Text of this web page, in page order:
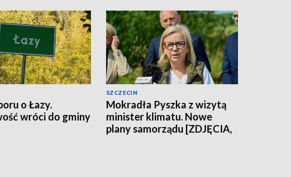
o Łazy.
wróci do gminy
SZCZECIN
Mokradła Pyszka z wizytą
minister klimatu. Nowe
plany samorządu [ZDJĘCIA,